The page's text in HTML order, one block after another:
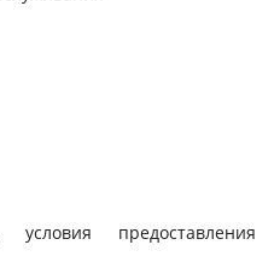
предоставления